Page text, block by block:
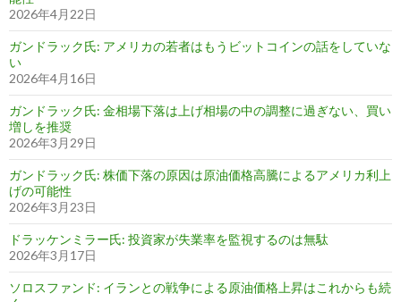
2026年4月22日
ガンドラック氏: アメリカの若者はもうビットコインの話をしていな
い
2026年4月16日
ガンドラック氏: 金相場下落は上げ相場の中の調整に過ぎない、買い
増しを推奨
2026年3月29日
ガンドラック氏: 株価下落の原因は原油価格高騰によるアメリカ利上
げの可能性
2026年3月23日
ドラッケンミラー氏: 投資家が失業率を監視するのは無駄
2026年3月17日
ソロスファンド: イランとの戦争による原油価格上昇はこれからも続